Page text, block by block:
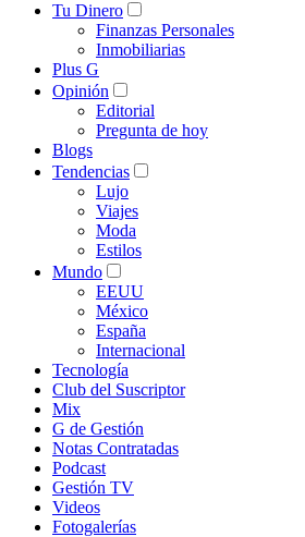
Tu Dinero
Finanzas Personales
Inmobiliarias
Plus G
Opinión
Editorial
Pregunta de hoy
Blogs
Tendencias
Lujo
Viajes
Moda
Estilos
Mundo
EEUU
México
España
Internacional
Tecnología
Club del Suscriptor
Mix
G de Gestión
Notas Contratadas
Podcast
Gestión TV
Videos
Fotogalerías